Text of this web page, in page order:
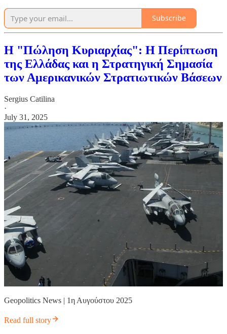
Subscribe
Η "Πώληση Κυριαρχίας": Η Περίπτωση
της Ελλάδας και η Στρατηγική Σημασία
των Αμερικανικών Στρατιωτικών Βάσεων
Sergius Catilina
·
July 31, 2025
Geopolitics News | 1η Αυγούστου 2025
Read full story